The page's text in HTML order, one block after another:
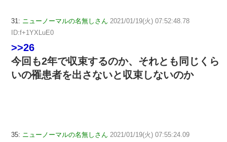
31: ニューノーマルの名無しさん 2021/01/19(火) 07:52:48.78
ID:f+1YXLuE0
>>26
今回も2年で収束するのか、それとも同じくら
いの罹患者を出さないと収束しないのか
35: ニューノーマルの名無しさん 2021/01/19(火) 07:55:24.09